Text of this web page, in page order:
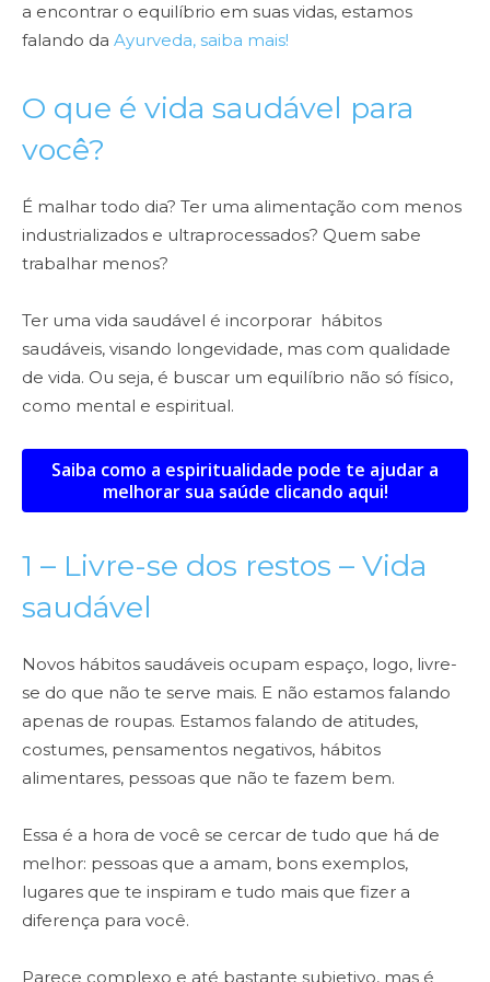
a encontrar o equilíbrio em suas vidas, estamos
falando da Ayurveda, saiba mais!
O que é vida saudável para
você?
É malhar todo dia? Ter uma alimentação com menos
industrializados e ultraprocessados? Quem sabe
trabalhar menos?
Ter uma vida saudável é incorporar hábitos
saudáveis, visando longevidade, mas com qualidade
de vida. Ou seja, é buscar um equilíbrio não só físico,
como mental e espiritual.
Saiba como a espiritualidade pode te ajudar a
melhorar sua saúde clicando aqui!
1 – Livre-se dos restos – Vida
saudável
Novos hábitos saudáveis ocupam espaço, logo, livre-
se do que não te serve mais. E não estamos falando
apenas de roupas. Estamos falando de atitudes,
costumes, pensamentos negativos, hábitos
alimentares, pessoas que não te fazem bem.
Essa é a hora de você se cercar de tudo que há de
melhor: pessoas que a amam, bons exemplos,
lugares que te inspiram e tudo mais que fizer a
diferença para você.
Parece complexo e até bastante subjetivo, mas é